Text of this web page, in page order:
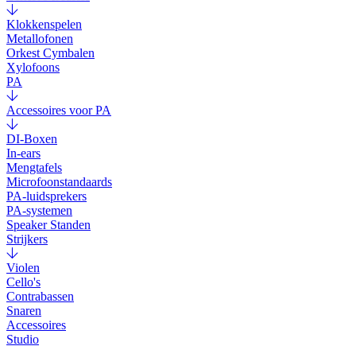
Klokkenspelen
Metallofonen
Orkest Cymbalen
Xylofoons
PA
Accessoires voor PA
DI-Boxen
In-ears
Mengtafels
Microfoonstandaards
PA-luidsprekers
PA-systemen
Speaker Standen
Strijkers
Violen
Cello's
Contrabassen
Snaren
Accessoires
Studio